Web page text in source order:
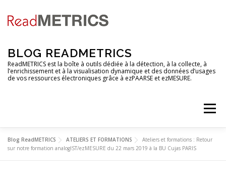
contenu
BLOG READMETRICS
ReadMETRICS est la boîte à outils dédiée à la détection, à la collecte, à
l’enrichissement et à la visualisation dynamique et des données d’usages
de vos ressources électroniques grâce à ezPAARSE et ezMESURE.
Menu
NOUVELLES FONCTIONNALITES
Blog ReadMETRICS ATELIERS ET FORMATIONS
Ateliers et formations : Retour
sur notre formation analogIST/ezMESURE du 22 mars 2019 à la BU Cujas PARIS